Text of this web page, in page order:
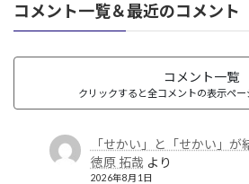
コメント一覧＆最近のコメント
コメント一覧
クリックすると全コメントの表示ペー
「せかい」と「せかい」
徳原 拓哉 より
2026年8月1日